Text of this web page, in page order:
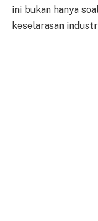
ini bukan hanya
keselarasan